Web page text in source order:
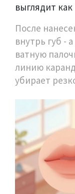
выглядит как
После
внутрь губ -
ватную
линию
убирает